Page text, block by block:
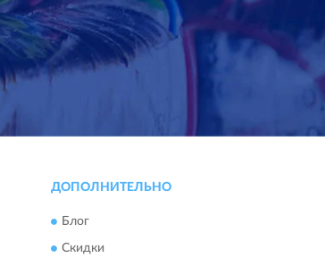
ДОПОЛНИТЕЛЬНО
Блог
Скидки